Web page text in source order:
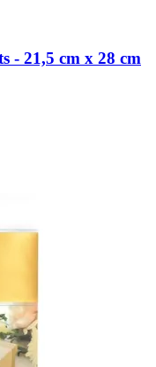
-​ 21,5 cm x 28 cm